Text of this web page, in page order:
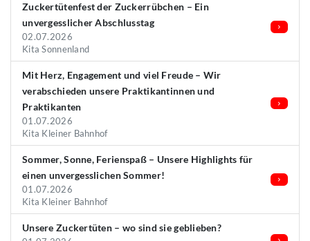
Zuckertütenfest der Zuckerrübchen – Ein
unvergesslicher Abschlusstag
02.07.2026
Kita Sonnenland
Mit Herz, Engagement und viel Freude – Wir
verabschieden unsere Praktikantinnen und
Praktikanten
01.07.2026
Kita Kleiner Bahnhof
Sommer, Sonne, Ferienspaß – Unsere Highlights für
einen unvergesslichen Sommer!
01.07.2026
Kita Kleiner Bahnhof
Unsere Zuckertüten – wo sind sie geblieben?